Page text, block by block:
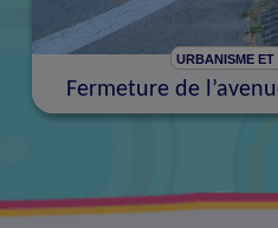
URBANISME ET
Fermeture de